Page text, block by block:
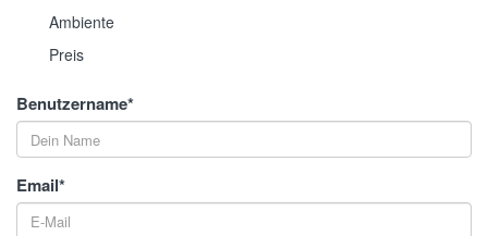
Ambiente
Preis
Benutzername*
Email*